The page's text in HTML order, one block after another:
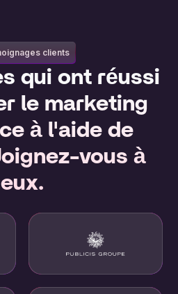
clients
qui ont réussi
le marketing
à l'aide de
vous à
eux.